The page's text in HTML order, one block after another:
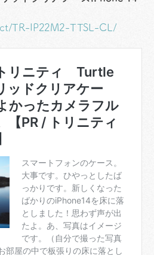
TR-IP22M2-TTSL-CL/